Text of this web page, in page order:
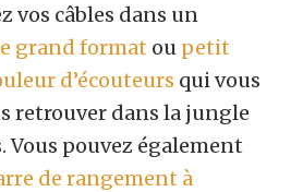
vos câbles dans un
grand format ou petit
d’écouteurs qui vous
retrouver dans la jungle
pouvez également
de rangement à